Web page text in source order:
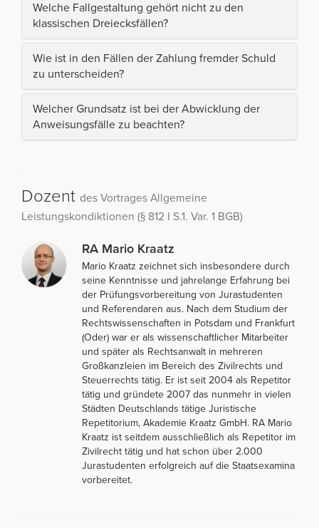
Welche Fallgestaltung gehört nicht zu den
klassischen Dreiecksfällen?
Wie ist in den Fällen der Zahlung fremder Schuld
zu unterscheiden?
Welcher Grundsatz ist bei der Abwicklung der
Anweisungsfälle zu beachten?
Dozent des Vortrages Allgemeine
Leistungskondiktionen (§ 812 I S.1. Var. 1 BGB)
RA Mario Kraatz
Mario Kraatz zeichnet sich insbesondere durch
seine Kenntnisse und jahrelange Erfahrung bei
der Prüfungsvorbereitung von Jurastudenten
und Referendaren aus. Nach dem Studium der
Rechtswissenschaften in Potsdam und Frankfurt
(Oder) war er als wissenschaftlicher Mitarbeiter
und später als Rechtsanwalt in mehreren
Großkanzleien im Bereich des Zivilrechts und
Steuerrechts tätig. Er ist seit 2004 als Repetitor
tätig und gründete 2007 das nunmehr in vielen
Städten Deutschlands tätige Juristische
Repetitorium, Akademie Kraatz GmbH. RA Mario
Kraatz ist seitdem ausschließlich als Repetitor im
Zivilrecht tätig und hat schon über 2.000
Jurastudenten erfolgreich auf die Staatsexamina
vorbereitet.